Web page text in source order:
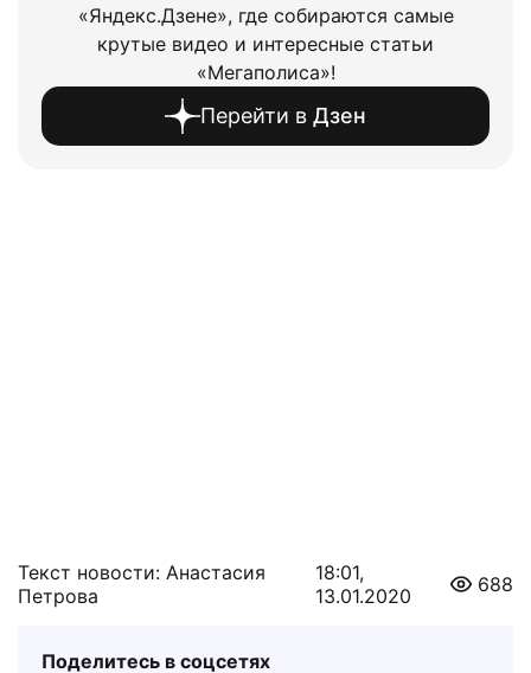
«Яндекс.Дзене», где собираются самые
крутые видео и интересные статьи
«Мегаполиса»!
Перейти в Дзен
Текст новости: Анастасия
Петрова
18:01,
13.01.2020
688
Поделитесь в соцсетях